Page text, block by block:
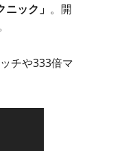
ック」 。開
チや333倍マ